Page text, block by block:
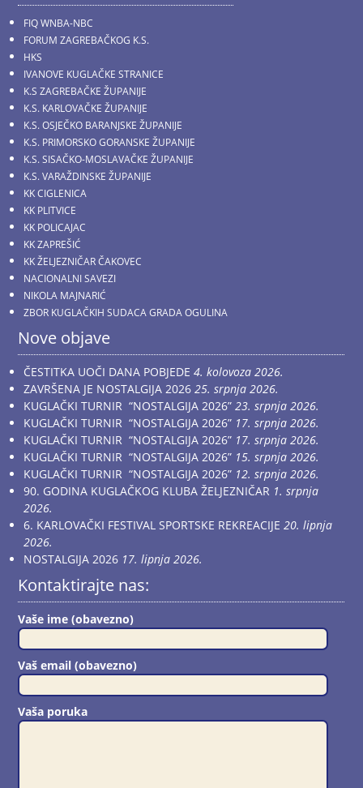
FIQ WNBA-NBC
FORUM ZAGREBAČKOG K.S.
HKS
IVANOVE KUGLAČKE STRANICE
K.S ZAGREBAČKE ŽUPANIJE
K.S. KARLOVAČKE ŽUPANIJE
K.S. OSJEČKO BARANJSKE ŽUPANIJE
K.S. PRIMORSKO GORANSKE ŽUPANIJE
K.S. SISAČKO-MOSLAVAČKE ŽUPANIJE
K.S. VARAŽDINSKE ŽUPANIJE
KK CIGLENICA
KK PLITVICE
KK POLICAJAC
KK ZAPREŠIĆ
KK ŽELJEZNIČAR ČAKOVEC
NACIONALNI SAVEZI
NIKOLA MAJNARIĆ
ZBOR KUGLAČKIH SUDACA GRADA OGULINA
Nove objave
ČESTITKA UOČI DANA POBJEDE 4. kolovoza 2026.
ZAVRŠENA JE NOSTALGIJA 2026 25. srpnja 2026.
KUGLAČKI TURNIR “NOSTALGIJA 2026” 23. srpnja 2026.
KUGLAČKI TURNIR “NOSTALGIJA 2026” 17. srpnja 2026.
KUGLAČKI TURNIR “NOSTALGIJA 2026” 17. srpnja 2026.
KUGLAČKI TURNIR “NOSTALGIJA 2026” 15. srpnja 2026.
KUGLAČKI TURNIR “NOSTALGIJA 2026” 12. srpnja 2026.
90. GODINA KUGLAČKOG KLUBA ŽELJEZNIČAR 1. srpnja
2026.
6. KARLOVAČKI FESTIVAL SPORTSKE REKREACIJE 20. lipnja
2026.
NOSTALGIJA 2026 17. lipnja 2026.
Kontaktirajte nas:
Vaše ime (obavezno)
Vaš email (obavezno)
Vaša poruka